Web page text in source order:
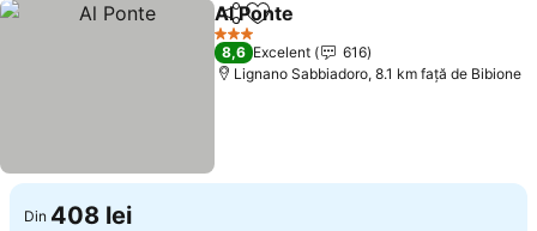
DistribuițiAdăugaţi la favorite
Al Ponte
3 Stele
8,6 Excelent
616
Lignano Sabbiadoro, 8.1 km faţă de Bibione
Din 408 lei